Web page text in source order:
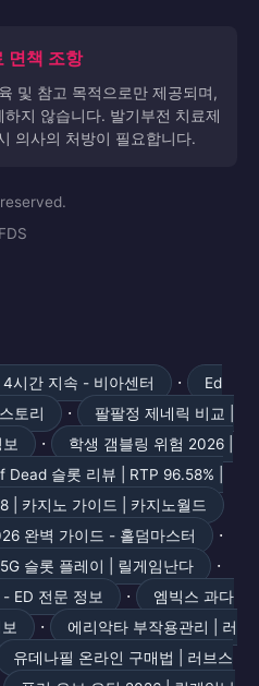
첫 복용 가이
드
제네릭 안내
실데나필 DB
타다라필 DB
및 참고 목적으로만 제공되며,
지 않습니다. 발기부전 치료제
의사의 처방이 필요합니다.
4시간 지속 - 비아센터 · Ed